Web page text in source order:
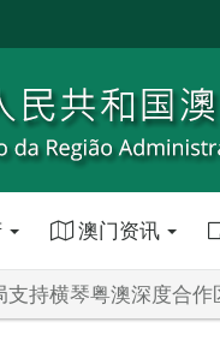
澳门资讯
支持横琴粤澳深度合